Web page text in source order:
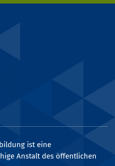
ist eine
Anstalt des öffentlichen